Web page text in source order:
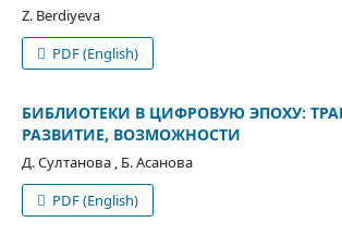
Z. Berdiyeva
PDF (English)
БИБЛИОТЕКИ В ЦИФРОВУЮ ЭПОХУ:
РАЗВИТИЕ, ВОЗМОЖНОСТИ
Д. Султанова , Б. Асанова
PDF (English)